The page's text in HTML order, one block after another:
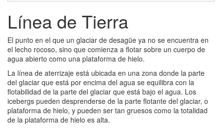
Línea de Tierra
El punto en el que un glaciar de desagüe ya no se encuentra en
el lecho rocoso, sino que comienza a flotar sobre un cuerpo de
agua abierto como una plataforma de hielo.
La línea de aterrizaje está ubicada en una zona donde la parte
del glaciar que está por encima del agua se equilibra con la
flotabilidad de la parte del glaciar que está bajo el agua. Los
icebergs pueden desprenderse de la parte flotante del glaciar, o
plataforma de hielo, y pueden ser tan gruesos como la totalidad
de la plataforma de hielo es alta.